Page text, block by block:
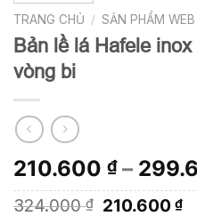
TRANG CHỦ / SẢN PHẨM
Bản lề lá Hafele
vòng bi
210.600 ₫–
324.000₫ Giá
210.600 ₫